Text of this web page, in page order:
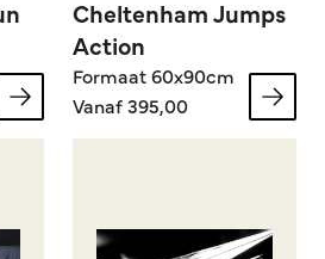
Cheltenham Jumps
Action
Formaat 60x90cm
Vanaf 395,00